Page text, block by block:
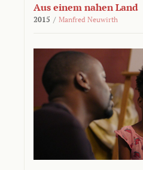
Aus einem nahen Land
2015 / Manfred Neuwirth